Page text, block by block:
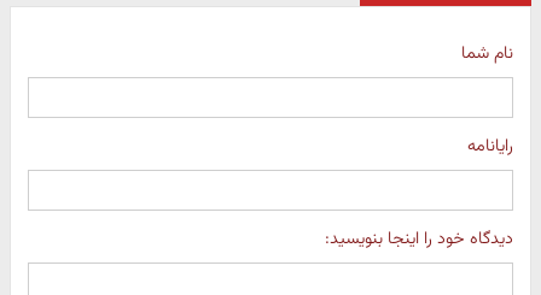
نام شما
رایانامه
دیدگاه خود را اینجا بنویسید: